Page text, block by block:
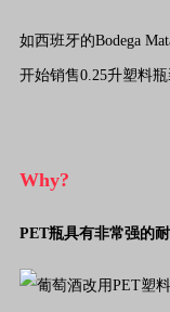
如西班牙的Bodega
开始销售0.25升塑料瓶
Why?
PET瓶具有非常强的